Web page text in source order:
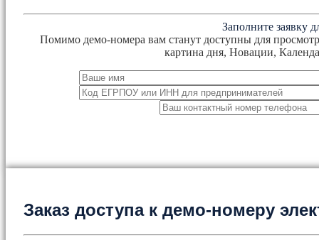
Заполните заявку
Помимо демо-номера вам станут доступны для
картина дня, Новации,
Заказ доступа к демо-номеру